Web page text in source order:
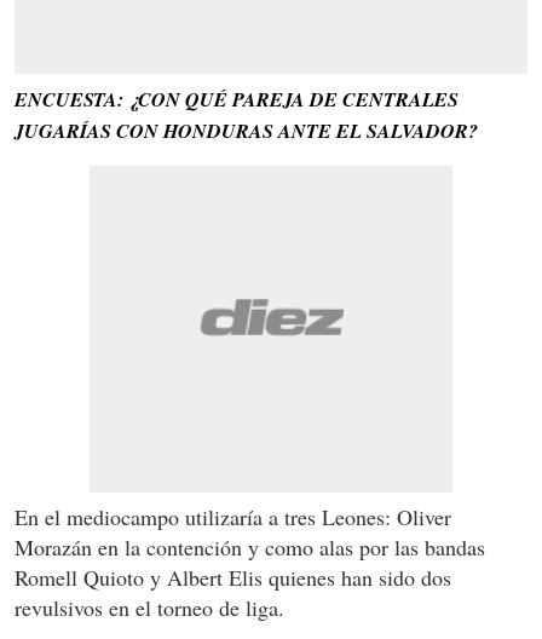
ENCUESTA: ¿CON QUÉ PAREJA DE CENTRALES
JUGARÍAS CON HONDURAS ANTE EL SALVADOR?
En el mediocampo utilizaría a tres Leones: Oliver
Morazán en la contención y como alas por las bandas
Romell Quioto y Albert Elis quienes han sido dos
revulsivos en el torneo de liga.